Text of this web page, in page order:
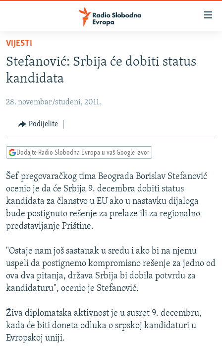
Pređite
glavni
sadržaj
na
navigaciju
Pređite
na
VIJESTI
BOSNA I HERCEGOVINA
KOSOVO
CRNA GORA
VIDEO
FOTOGALERIJE
INFOGRAFIKE
PODCASTI
RAT U UKRAJINI
KINA NA BALKANU
RSE PRIČE IZ SVIJETA
ISPRIČAJ MI
DNEVNO@RSE
SPECIJALI RSE
VIŠE OD NASLOVA
POPLAVE I KLIZIŠTA U BIH 2024.
TV LIBERTY
Sve RFE/RL stranice
VIJESTI
Stefanović: Srbija će dobiti status
kandidata
28. novembar/studeni, 2011.
Podijelite
Dodajte Radio Slobodna Evropa u vaš Google izvor
Šef pregovaračkog tima Beograda Borislav Stefanović
ocenio je da će Srbija 9. decembra dobiti status
kandidata za članstvo u EU ako u nastavku dijaloga
bude postignuto rešenje za prelaze ili za regionalno
predstavljanje Prištine.
"Ostaje nam još sastanak u sredu i ako bi na njemu
uspeli da postignemo kompromisno rešenje za jedno od
ova dva pitanja, država Srbija bi dobila potvrdu za
kandidaturu", ocenio je Stefanović.
Živa diplomatska aktivnost je u susret 9. decembru,
kada će biti doneta odluka o srpskoj kandidaturi u
Evropskoj uniji.